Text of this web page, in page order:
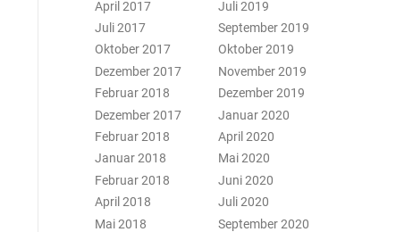
April 2017
Juli 2017
Oktober 2017
Dezember 2017
Februar 2018
Dezember 2017
Februar 2018
Januar 2018
Februar 2018
April 2018
Mai 2018
Juli 2019
September 2019
Oktober 2019
November 2019
Dezember 2019
Januar 2020
April 2020
Mai 2020
Juni 2020
Juli 2020
September 2020